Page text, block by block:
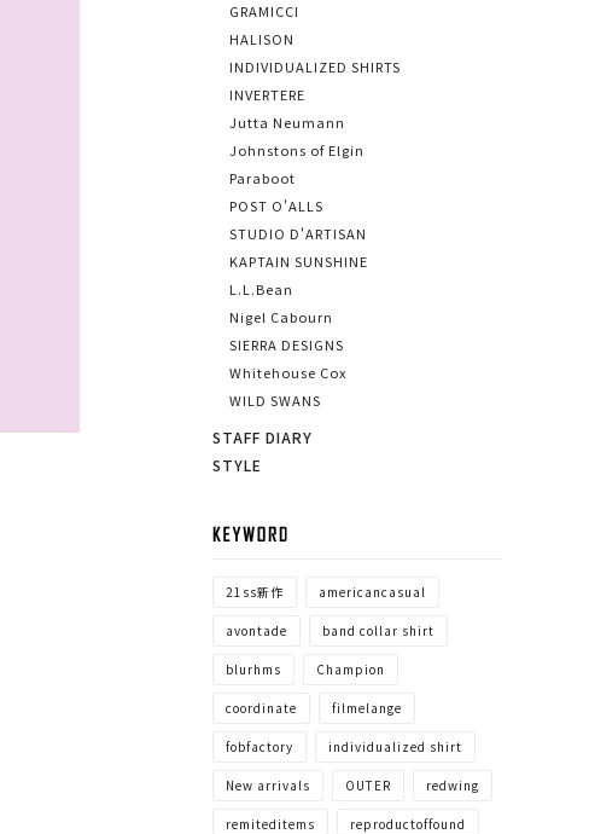
GRAMICCI
HALISON
INDIVIDUALIZED SHIRTS
INVERTERE
Jutta Neumann
Johnstons of Elgin
Paraboot
POST O'ALLS
STUDIO D'ARTISAN
KAPTAIN SUNSHINE
L.L.Bean
Nigel Cabourn
SIERRA DESIGNS
Whitehouse Cox
WILD SWANS
STAFF DIARY
STYLE
21ss新作 americancasual
avontade band collar shirt
blurhms Champion
coordinate filmelange
fobfactory individualized shirt
New arrivals OUTER redwing
remiteditems reproductoffound